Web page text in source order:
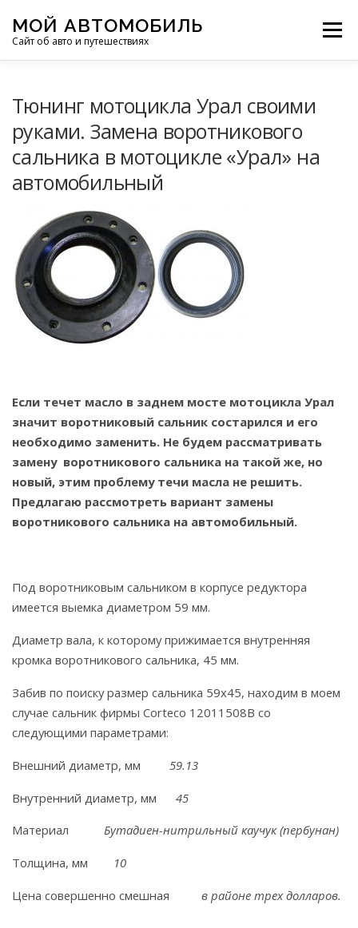
содержимому
МОЙ АВТОМОБИЛЬ
Сайт об авто и путешествиях
Меню
ФОТООТЧЕТЫ
Тюнинг мотоцикла Урал своими
руками. Замена воротникового
сальника в мотоцикле «Урал» на
автомобильный
Если течет масло в заднем мосте мотоцикла Урал
значит воротниковый сальник состарился и его
необходимо заменить. Не будем рассматривать
замену воротникового сальника на такой же, но
новый, этим проблему течи масла не решить.
Предлагаю рассмотреть вариант замены
воротникового сальника на автомобильный.
Под воротниковым сальником в корпусе редуктора
имеется выемка диаметром 59 мм.
Диаметр вала, к которому прижимается внутренняя
кромка воротникового сальника, 45 мм.
Забив по поиску размер сальника 59х45, находим в моем
случае сальник фирмы Corteco 12011508B со
следующими параметрами:
Внешний диаметр, мм 59.13
Внутренний диаметр, мм 45
Материал Бутадиен-нитрильный каучук (пербунан)
Толщина, мм 10
Цена совершенно смешная в районе трех долларов.